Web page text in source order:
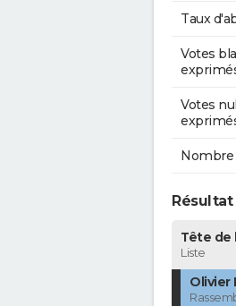
Taux
Votes
Votes
Nombre
Tête de
Liste
Olivier